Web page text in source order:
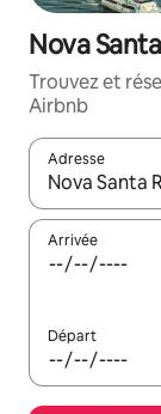
Nova
Trouvez et
Airbnb
Adresse
Lorsque les
Arrivée
Départ